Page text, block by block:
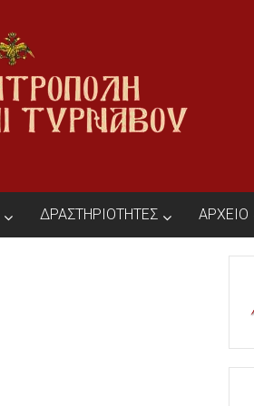
ΔΡΑΣΤΗΡΙΟΤΗΤΕΣ ΑΡΧΕΙΟ